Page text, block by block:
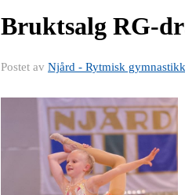
Bruktsalg RG-
Postet av Njård - Rytmisk gymnastikk